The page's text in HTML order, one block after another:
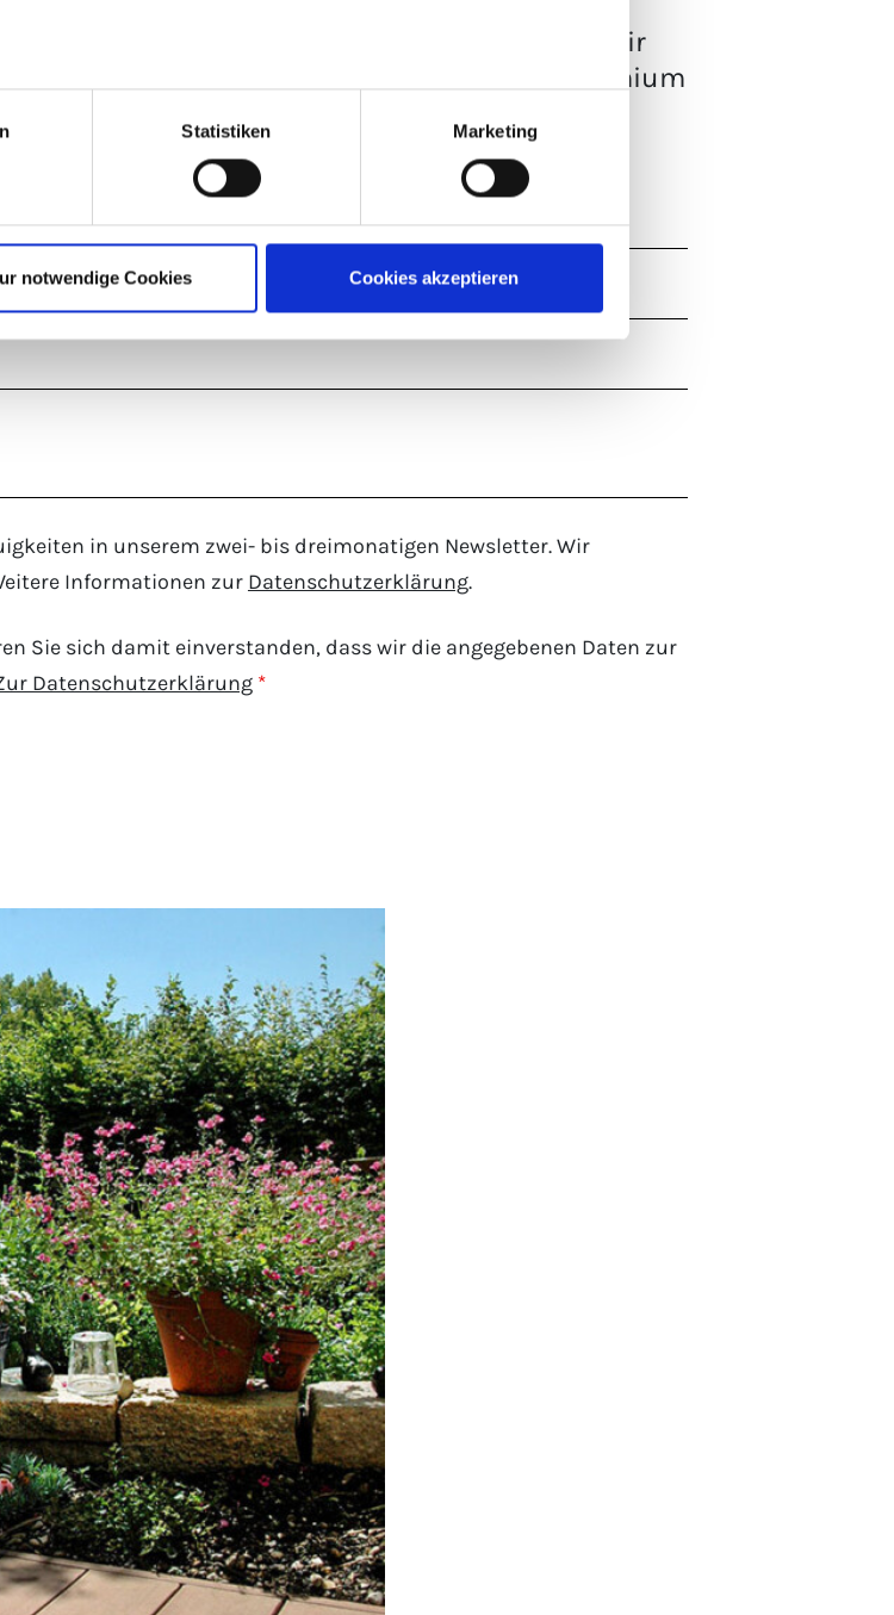
Statistiken Marketing
notwendige Cookies Cookies akzeptieren
abstimmen zu können, versenden wir
Mit den kleinen Abschnitten der massiven Premium
welche Farbe am Besten passt.
in unserem zwei- bis dreimonatigen Newsletter. Wir
Informationen zur Datenschutzerklärung.
Sie sich damit einverstanden, dass wir die angegebenen Daten zur
Datenschutzerklärung *